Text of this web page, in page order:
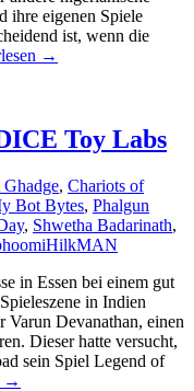
ihre eigenen Spiele
ist, wenn die
→
Toy Labs
, Chariots of
Bot Bytes, Phalgun
, Shwetha Badarinath,
HilkMAN
in Essen bei einem gut
in Indien
Varun Devanathan, einen
Dieser hatte versucht,
sein Spiel Legend of
→